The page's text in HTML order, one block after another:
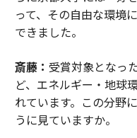
って、その自由な環境
できました。
斎藤： 受賞対象となっ
ど、エネルギー・地球
れています。この分野
うに見ていますか。